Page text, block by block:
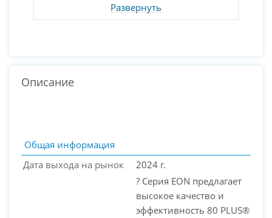
Развернуть
Описание
Общая информация
Дата выхода на рынок
2024 г.
? Серия EON предлагает
высокое качество и
эффективность 80 PLUS®